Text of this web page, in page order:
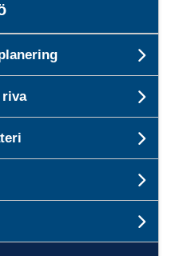
riva